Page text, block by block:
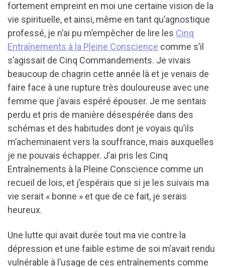
fortement empreint en moi une certaine vision de la
vie spirituelle, et ainsi, même en tant qu’agnostique
professé, je n’ai pu m’empêcher de lire les Cinq
Entraînements à la Pleine Conscience comme s’il
s’agissait de Cinq Commandements. Je vivais
beaucoup de chagrin cette année là et je venais de
faire face à une rupture très douloureuse avec une
femme que j’avais espéré épouser. Je me sentais
perdu et pris de manière désespérée dans des
schémas et des habitudes dont je voyais qu’ils
m’acheminaient vers la souffrance, mais auxquelles
je ne pouvais échapper. J’ai pris les Cinq
Entraînements à la Pleine Conscience comme un
recueil de lois, et j’espérais que si je les suivais ma
vie serait « bonne » et que de ce fait, je serais
heureux.
Une lutte qui avait durée tout ma vie contre la
dépression et une faible estime de soi m’avait rendu
vulnérable à l’usage de ces entraînements comme